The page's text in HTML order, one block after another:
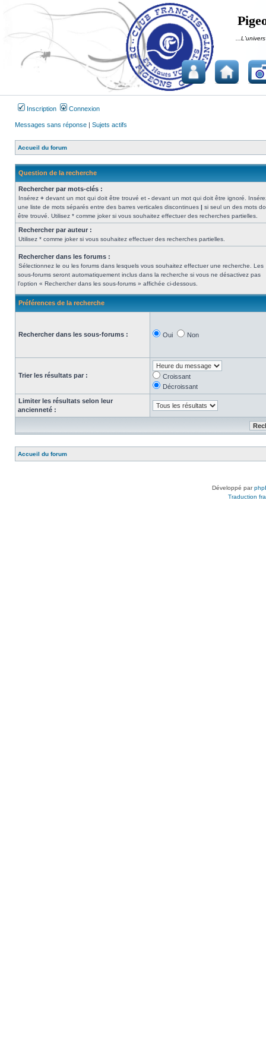
Inscription Connexion
Messages sans réponse | Sujets actifs
Accueil du forum
Question de la recherche
Rechercher par mots-clés :
Insérez + devant un mot qui doit être trouvé et - devant un mot qui doit être ignoré.
une liste de mots séparés entre des barres verticales discontinues | si seul un des mots
être trouvé. Utilisez * comme joker si vous souhaitez effectuer des recherches partielles.
Rechercher par auteur :
Utilisez * comme joker si vous souhaitez effectuer des recherches partielles.
Rechercher dans les forums :
Sélectionnez le ou les forums dans lesquels vous souhaitez effectuer une recherche. Les
sous-forums seront automatiquement inclus dans la recherche si vous ne désactivez pas
l’option « Rechercher dans les sous-forums » affichée ci-dessous.
Préférences de la recherche
Rechercher dans les sous-forums : Oui Non
Trier les résultats par :
Croissant
Décroissant
Limiter les résultats selon leur
ancienneté :
Accueil du forum
Développé par
Traduction